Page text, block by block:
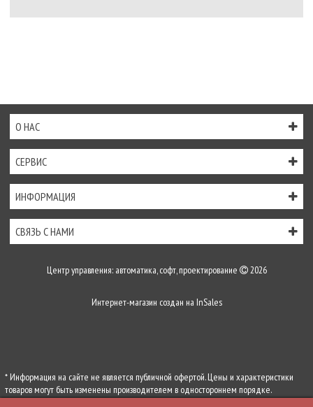
О НАС
СЕРВИС
ИНФОРМАЦИЯ
СВЯЗЬ С НАМИ
Центр управления: автоматика, софт, проектирование 2026
Интернет-магазин создан на InSales
* Информация на сайте не является публичной офертой. Цены и характеристики
товаров могут быть изменены производителем в одностороннем порядке.
Актуальную цену уточняйте у менеджеров по телефону+7 (495) 255-54-71, либо по